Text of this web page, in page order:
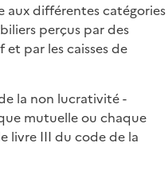
aux différentes catégories
perçus par des
par les caisses de
la non lucrativité -
mutuelle ou chaque
livre III du code de la